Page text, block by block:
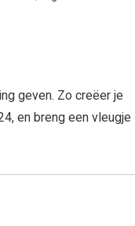
geven. Zo creëer je
en breng een vleugje